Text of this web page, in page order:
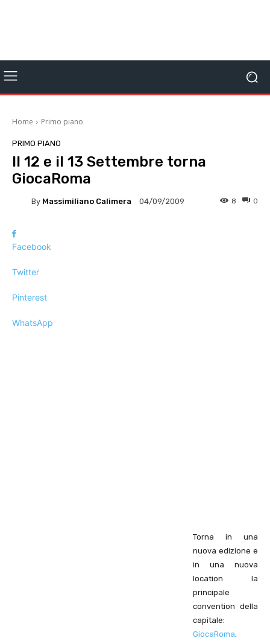
Home Primo piano
PRIMO PIANO
Il 12 e il 13 Settembre torna
GiocaRoma
By Massimiliano Calimera 04/09/2009 0
8
Facebook
Twitter
Pinterest
WhatsApp
Torna in una
nuova edizione e
in una nuova
location la
principale
convention della
capitale:
GiocaRoma.